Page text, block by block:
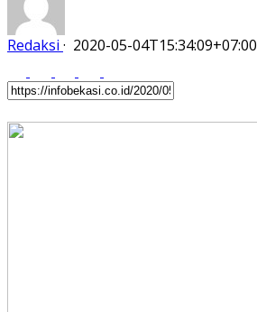
Redaksi · 2020-05-04T15:34:09+07:00